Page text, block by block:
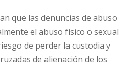
que las denuncias de abuso
el abuso físico o sexual
de perder la custodia y
de alienación de los